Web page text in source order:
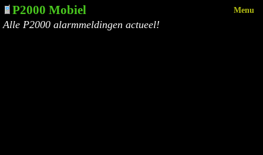
P2000 Mobiel Menu
Alle P2000 alarmmeldingen actueel!